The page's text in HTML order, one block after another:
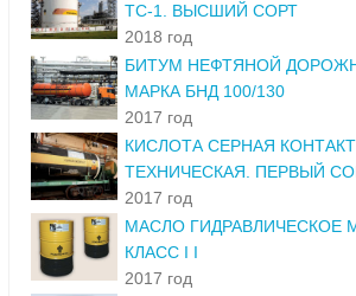
ТС-1. ВЫСШИЙ СОРТ
2018 год
БИТУМ НЕФТЯНОЙ
МАРКА БНД 100/130
2017 год
КИСЛОТА СЕРНАЯ
ТЕХНИЧЕСКАЯ. ПЕРВЫЙ
2017 год
МАСЛО ГИДРАВЛИЧЕСКОЕ
КЛАСС I I
2017 год